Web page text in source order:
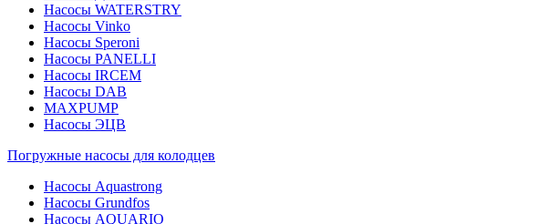
Насосы WATERSTRY
Насосы Vinko
Насосы Speroni
Насосы PANELLI
Насосы IRCEM
Насосы DAB
MAXPUMP
Насосы ЭЦВ
Погружные насосы для колодцев
Насосы Aquastrong
Насосы Grundfos
Насосы AQUARIO